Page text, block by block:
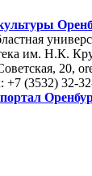
им. Н.К.
20,
+7 (3532) 32-